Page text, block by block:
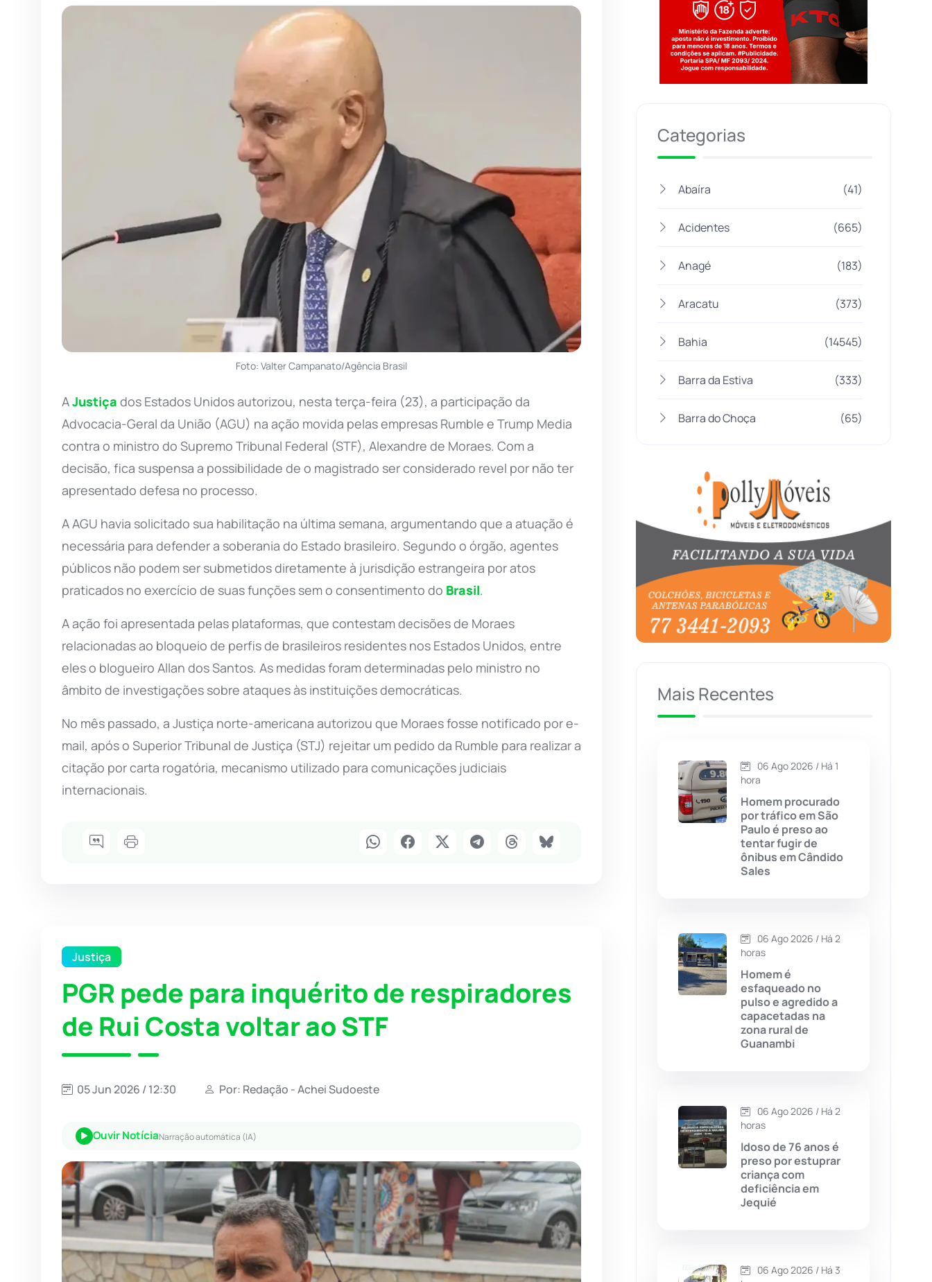
Foto: Valter Campanato/Agência Brasil
AJustiça dos Estados Unidos autorizou, nesta terça-feira (23), a participação da
Advocacia-Geral da União (AGU) na ação movida pelas empresas Rumble e Trump Media
contra o ministro do Supremo Tribunal Federal (STF), Alexandre de Moraes. Com a
decisão, fica suspensa a possibilidade de o magistrado ser considerado revel por não ter
apresentado defesa no processo.
A AGU havia solicitado sua habilitação na última semana, argumentando que a atuação é
necessária para defender a soberania do Estado brasileiro. Segundo o órgão, agentes
públicos não podem ser submetidos diretamente à jurisdição estrangeira por atos
praticados no exercício de suas funções sem o consentimento do Brasil.
A ação foi apresentada pelas plataformas, que contestam decisões de Moraes
relacionadas ao bloqueio de perfis de brasileiros residentes nos Estados Unidos, entre
eles o blogueiro Allan dos Santos. As medidas foram determinadas pelo ministro no
âmbito de investigações sobre ataques às instituições democráticas.
No mês passado, a Justiça norte-americana autorizou que Moraes fosse notificado por e-
mail, após o Superior Tribunal de Justiça (STJ) rejeitar um pedido da Rumble para realizar a
citação por carta rogatória, mecanismo utilizado para comunicações judiciais
internacionais.
Justiça
PGR pede para inquérito de respiradores
de Rui Costa voltar ao STF
05 Jun 2026 / 12:30 Por: Redação - Achei Sudoeste
Ouvir NotíciaNarração automática (IA)
Categorias
Abaíra (41)
Acidentes (665)
Anagé (183)
Aracatu (373)
Bahia (14545)
Barra da Estiva (333)
Barra do Choça (65)
Bom Jesus da Lapa
Boquira (152)
Botuporã (72)
Brasil (7679)
Brumado (31955)
Caculé
Caetité (1504)
Candiba (157)
Cândido Sales
Caturama
Chapada Diamantina
Cordeiros
Dom Basílio (391)
Mais Recentes
06 Ago 2026 / Há 1
hora
Homem procurado
por tráfico em São
Paulo é preso ao
tentar fugir de
ônibus em Cândido
Sales
06 Ago 2026 / Há 2
horas
Homem é
esfaqueado no
pulso e agredido a
capacetadas na
zona rural de
Guanambi
06 Ago 2026 / Há 2
horas
Idoso de 76 anos é
preso por estuprar
criança com
deficiência em
Jequié
06 Ago 2026 / Há 3